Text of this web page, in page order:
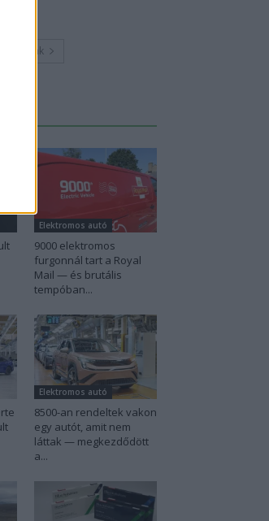
Továbbiak
Elektromos autó
9000 elektromos
furgonnál tart a Royal
Mail — és brutális
tempóban...
Elektromos autó
8500-an rendeltek vakon
egy autót, amit nem
láttak — megkezdődött
a...